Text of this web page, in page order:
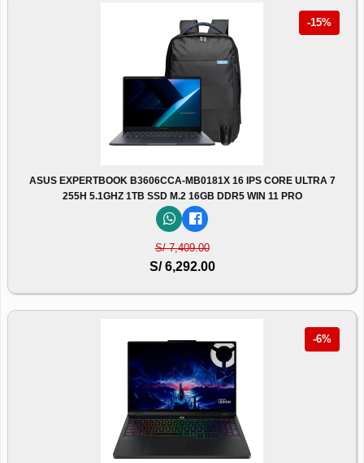
-15%
ASUS EXPERTBOOK B3606CCA-MB0181X 16 IPS CORE ULTRA 7
255H 5.1GHZ 1TB SSD M.2 16GB DDR5 WIN 11 PRO
S/ 7,409.00
S/ 6,292.00
-6%